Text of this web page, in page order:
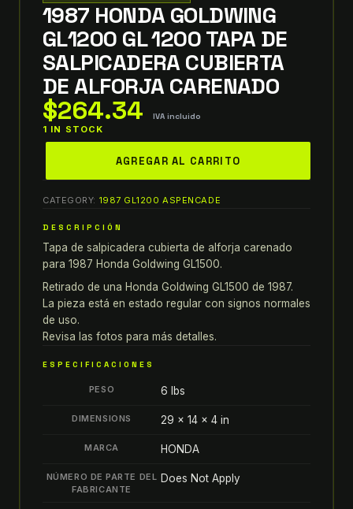
1987 HONDA GOLDWING
GL1200 GL 1200 TAPA DE
SALPICADERA CUBIERTA
DE ALFORJA CARENADO
$264.34 IVA incluido
1 IN STOCK
GL1200
GL
1200
TAPA
DE
SALPICADERA
CUBIERTA
DE
ALFORJA
AGREGAR AL CARRITO
CATEGORY: 1987 GL1200 ASPENCADE
DESCRIPCIÓN
Tapa de salpicadera cubierta de alforja carenado
para 1987 Honda Goldwing GL1500.
Retirado de una Honda Goldwing GL1500 de 1987.
La pieza está en estado regular con signos normales
de uso.
Revisa las fotos para más detalles.
ESPECIFICACIONES
PESO 6 lbs
DIMENSIONS 29 × 14 × 4 in
MARCA HONDA
NÚMERO DE PARTE DEL
FABRICANTE
Does Not Apply